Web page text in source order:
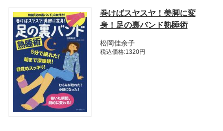
巻けばスヤスヤ！美脚に変
身！足の裏バンド熟睡術
松岡佳余子
税込価格:1320円